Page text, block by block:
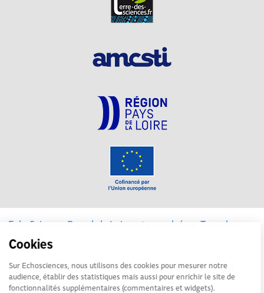
Cookies
Sur Echosciences, nous utilisons des cookies pour mesurer notre
audience, établir des statistiques mais aussi pour enrichir le site de
fonctionnalités supplémentaires (commentaires et widgets).
EchoSciences Pays de la Loire est propulsé parTerre des
Sciences
Mentions légales|Politique de confidentialité|CGU
|Ligne éditoriale